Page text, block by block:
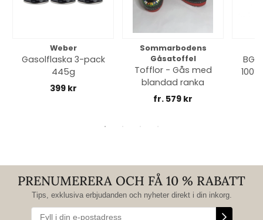
Weber
Gasolflaska 3-pack
445g
399 kr
Sommarbodens
Gåsatoffel
Tofflor - Gås med
blandad ranka
fr. 579 kr
PRENUMERERA OCH FÅ 10 % RABATT
Tips, exklusiva erbjudanden och nyheter direkt i din inkorg.